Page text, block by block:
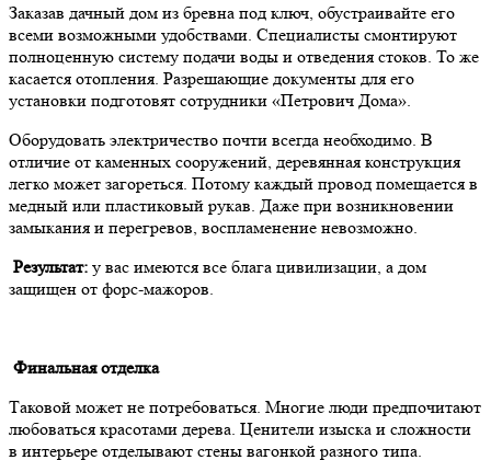
Заказав дачный дом из бревна под ключ, обустраивайте его
всеми возможными удобствами. Специалисты смонтируют
полноценную систему подачи воды и отведения стоков. То же
касается отопления. Разрешающие документы для его
установки подготовят сотрудники «Петрович Дома».
Оборудовать электричество почти всегда необходимо. В
отличие от каменных сооружений, деревянная конструкция
легко может загореться. Потому каждый провод помещается в
медный или пластиковый рукав. Даже при возникновении
замыкания и перегревов, воспламенение невозможно.
Результат: у вас имеются все блага цивилизации, а дом
защищен от форс-мажоров.
Финальная отделка
Таковой может не потребоваться. Многие люди предпочитают
любоваться красотами дерева. Ценители изыска и сложности
в интерьере отделывают стены вагонкой разного типа.